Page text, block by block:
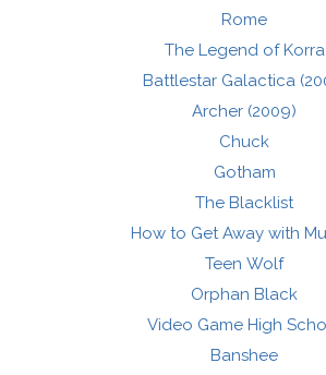
Rome
The Legend of Korra
Battlestar Galactica
Archer (2009)
Chuck
Gotham
The Blacklist
How to Get Away with
Teen Wolf
Orphan Black
Video Game High
Banshee